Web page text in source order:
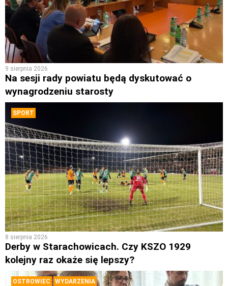
9 sierpnia 2026
Na sesji rady powiatu będą dyskutować o
wynagrodzeniu starosty
SPORT
8 sierpnia 2026
Derby w Starachowicach. Czy KSZO 1929
kolejny raz okaże się lepszy?
OSTROWIEC WYDARZENIA